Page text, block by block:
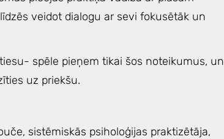
veidot dialogu ar sevi fokusētāk un
spēle pieņem tikai šos noteikumus, un
uz priekšu.
sistēmiskās psiholoģijas praktizētāja,